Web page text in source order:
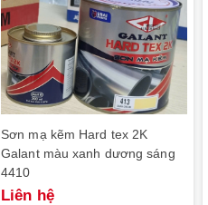
Sơn mạ kẽm Hard tex 2K
Galant màu xanh dương sáng
4410
Liên hệ